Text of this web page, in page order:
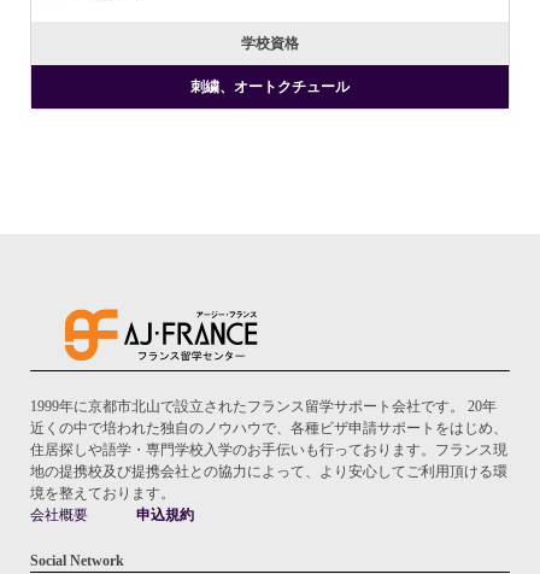
学校資格
刺繍、オートクチュール
1999年に京都市北山で設立されたフランス留学サポート会社です。 20年
近くの中で培われた独自のノウハウで、各種ビザ申請サポートをはじめ、
住居探しや語学・専門学校入学のお手伝いも行っております。フランス現
地の提携校及び提携会社との協力によって、より安心してご利用頂ける環
境を整えております。
会社概要
申込規約
Social Network